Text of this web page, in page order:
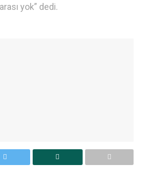
yok” dedi.